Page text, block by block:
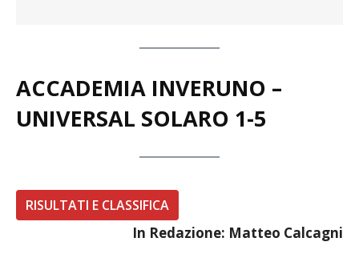
ACCADEMIA INVERUNO –
UNIVERSAL SOLARO 1-5
RISULTATI E CLASSIFICA
In Redazione: Matteo Calcagni